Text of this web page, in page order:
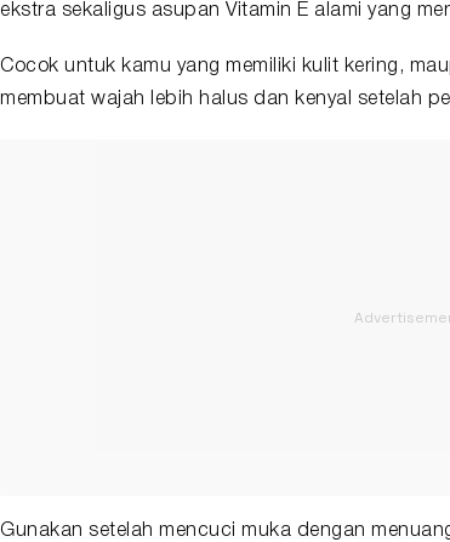
ekstra sekaligus asupan Vitamin E alami yang
Cocok untuk kamu yang memiliki kulit kering,
membuat wajah lebih halus dan kenyal setelah
Gunakan setelah mencuci muka dengan